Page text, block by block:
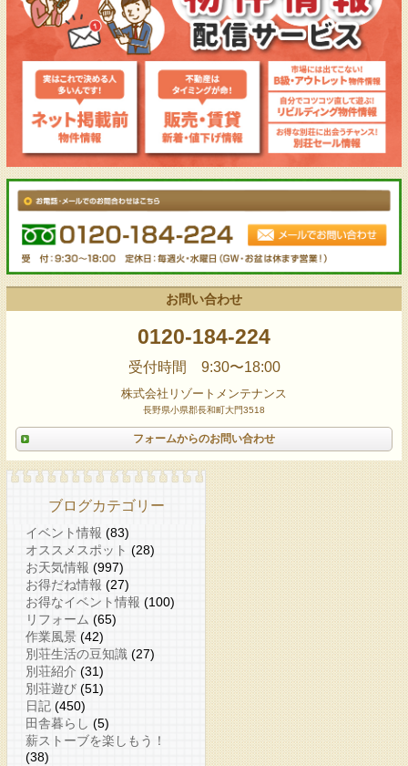
お問い合わせ
0120-184-224
受付時間 9:30〜18:00
株式会社リゾートメンテナンス
長野県小県郡長和町大門3518
フォームからのお問い合わせ
ブログカテゴリー
イベント情報 (83)
オススメスポット (28)
お天気情報 (997)
お得だね情報 (27)
お得なイベント情報 (100)
リフォーム (65)
作業風景 (42)
別荘生活の豆知識 (27)
別荘紹介 (31)
別荘遊び (51)
日記 (450)
田舎暮らし (5)
薪ストーブを楽しもう！
(38)